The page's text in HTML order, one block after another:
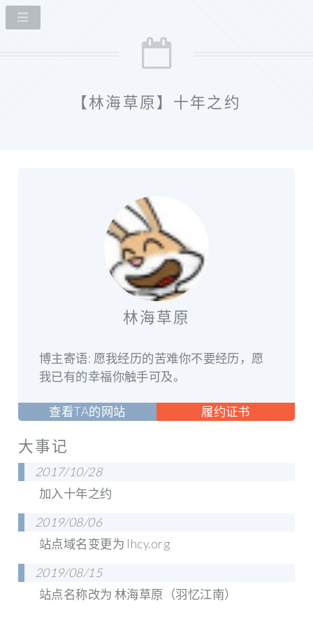
【林海草原】十年之约
林海草原
博主寄语: 愿我经历的苦难你不要经历，愿
我已有的幸福你触手可及。
查看TA的网站 履约证书
大事记
2017/10/28
加入十年之约
2019/08/06
站点域名变更为 lhcy.org
2019/08/15
站点名称改为 林海草原（羽忆江南）